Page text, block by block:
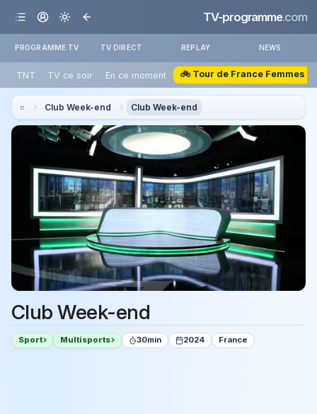
TV-programme.com
PROGRAMME TV TV DIRECT REPLAY NEWS
TNT TV ce soir En ce moment 🚲 Tour de France Femmes
Club Week-end Club Week-end
Club Week-end
Sport Multisports 30min 2024 France